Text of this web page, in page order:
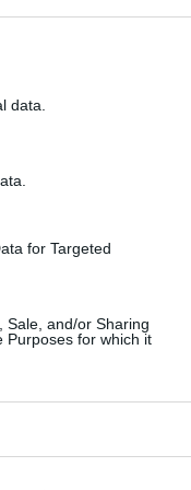
data.
for Targeted
Sale, and/or Sharing
Purposes for which it
του
μας
ότι έχουμε στο